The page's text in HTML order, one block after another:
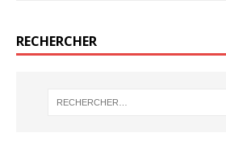
RECHERCHER